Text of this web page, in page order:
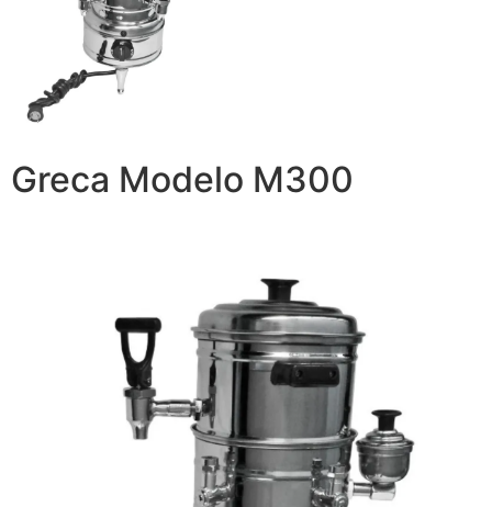
Greca Modelo M300